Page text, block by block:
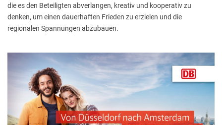
die es den Beteiligten abverlangen, kreativ und kooperativ zu
denken, um einen dauerhaften Frieden zu erzielen und die
regionalen Spannungen abzubauen.